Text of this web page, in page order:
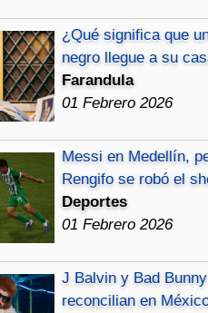
¿Qué significa que
negro llegue a su
Farandula
01 Febrero 2026
Messi en Medellín,
Rengifo se robó el
Deportes
01 Febrero 2026
J Balvin y Bad
reconcilian en